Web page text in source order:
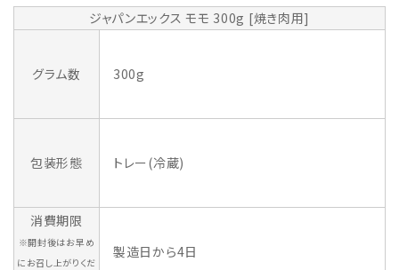
ジャパンエックス モモ 300g [焼き肉用]
グラム数 300g
包装形態 トレー(冷蔵)
消費期限
※開封後はお早め
にお召し上がりくだ
製造日から4日